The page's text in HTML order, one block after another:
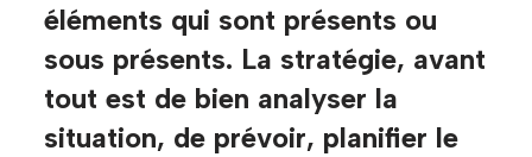
éléments qui sont présents ou
sous présents. La stratégie, avant
tout est de bien analyser la
situation, de prévoir, planifier le